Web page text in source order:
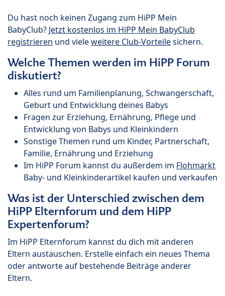
Du hast noch keinen Zugang zum HiPP Mein
BabyClub? Jetzt kostenlos im HiPP Mein BabyClub
registrieren und vieleweitere Club-Vorteilesichern.
Welche Themen werden im HiPP Forum
diskutiert?
Alles rund um Familienplanung, Schwangerschaft,
Geburt und Entwicklung deines Babys
Fragen zur Erziehung, Ernährung, Pflege und
Entwicklung von Babys und Kleinkindern
Sonstige Themen rund um Kinder, Partnerschaft,
Familie, Ernährung und Erziehung
Im HiPP Forum kannst du außerdem im Flohmarkt
Baby- und Kleinkinderartikel kaufen und verkaufen
Was ist der Unterschied zwischen dem
HiPP Elternforum und dem HiPP
Expertenforum?
Im HiPP Elternforum kannst du dich mit anderen
Eltern austauschen. Erstelle einfach ein neues Thema
oder antworte auf bestehende Beiträge anderer
Eltern.